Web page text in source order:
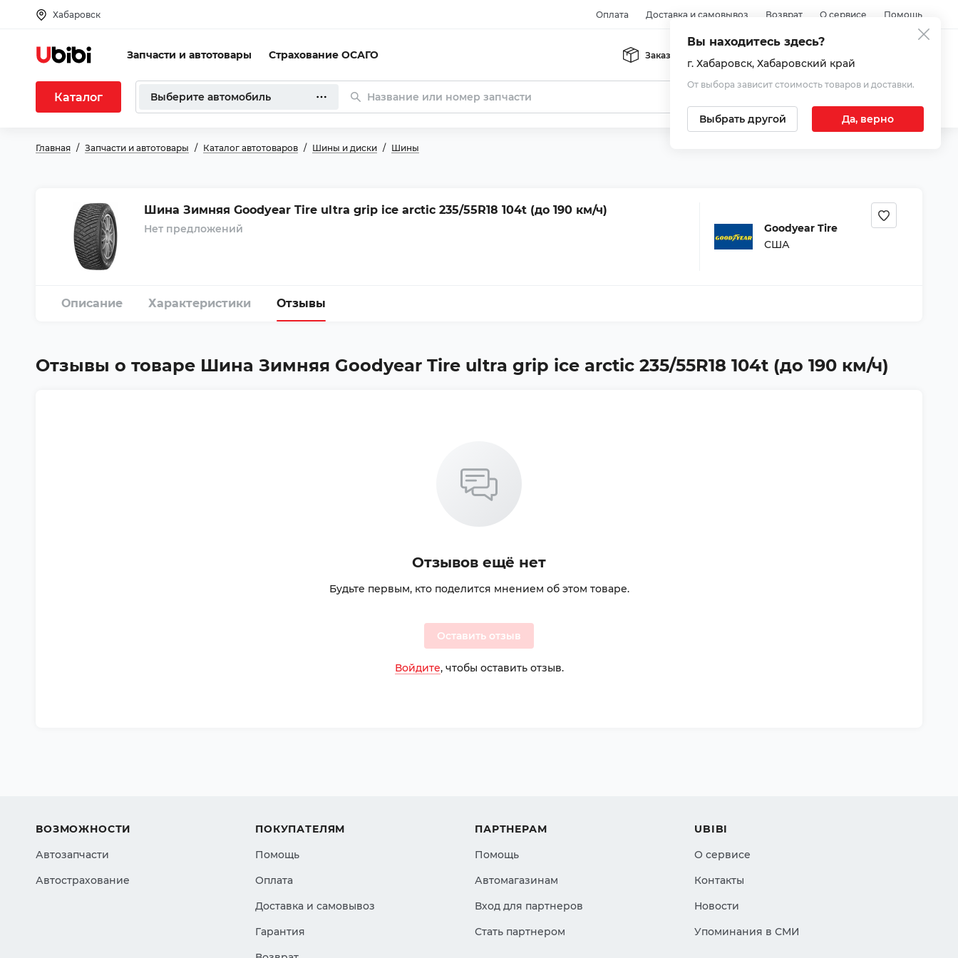
Хабаровск Оплата Доставка и самовывоз Возврат О сервисе Помощь
Запчасти и автотовары Страхование ОСАГО Заказы
Каталог Выберите автомобиль
Главная Запчасти и автотовары Каталог автотоваров Шины и диски Шины
Шина Зимняя Goodyear Tire ultra grip ice arctic 235/55R18 104t (до 190 км/ч)
Нет предложений
Goodyear Tire
США
Описание Характеристики Отзывы
Отзывы о товаре Шина Зимняя Goodyear Tire ultra grip ice arctic 235/55R18 104t (до 190 км/ч)
Отзывов ещё нет
Будьте первым, кто поделится мнением об этом товаре.
Оставить отзыв
Войдите, чтобы оставить отзыв.
ВОЗМОЖНОСТИ
Автозапчасти
Автострахование
ПОКУПАТЕЛЯМ
Помощь
Оплата
Доставка и самовывоз
Гарантия
ПАРТНЕРАМ
Помощь
Автомагазинам
Вход для партнеров
Стать партнером
UBIBI
О сервисе
Контакты
Новости
Упоминания в СМИ
Вы находитесь здесь?
г. Хабаровск, Хабаровский край
От выбора зависит стоимость товаров и доставки.
Выбрать другой Да, верно